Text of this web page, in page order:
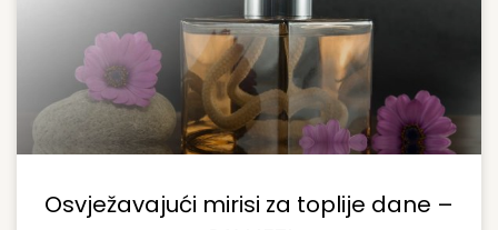
Osvježavajući mirisi za toplije dane –